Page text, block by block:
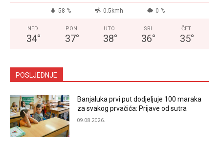
58 % 0.5kmh 0 %
NED
34°
PON
37°
UTO
38°
SRI
36°
ČET
35°
POSLJEDNJE
Banjaluka prvi put dodjeljuje 100 maraka
za svakog prvačića: Prijave od sutra
09.08.2026.